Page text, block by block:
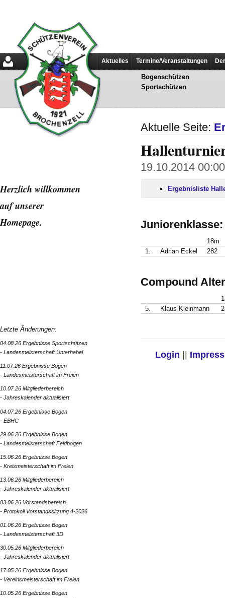
Aktuelles Termine/Veranstaltungen
Bogenschützen
Sportschützen
Aktuelle Seite:
19.10.2014
Ergebnisliste
Juniorenklasse:
18m
1.
Adrian Eckel 282
Compound
5.
Klaus Kleinmann
Login ||
Herzlich willkommen
auf unserer
Homepage.
Letzte Änderungen:
04.08.26 Ergebnisse Sportschützen
- Landesmeisterschaft Unterhebel
11.07.26 Ergebnisse Bogen
- Landesmeisterschaft im Freien
10.07.26 Mitgliederbereich
- Jahreskalender aktualisiert
04.07.26 Ergebnisse Bogen
- EBHC
29.06.26 Ergebnisse Bogen
- Landesmeisterschaft Feldbogen
15.06.26 Ergebnisse Bogen
- Kreismeisterschaft im Freien
13.06.26 Mitgliederbereich
- Jahreskalender aktualisiert
03.06.26 Vorstandsbereich
- Protokoll Vorstandssitzung 4-2026
01.06.26 Ergebnisse Bogen
- Landesmeisterschaft 3D
30.05.26 Mitgliederbereich
- Jahreskalender aktualisiert
17.05.26 Ergebnisse Bogen
- Vereinsmeisterschaft im Freien
10.05.26 Ergebnisse Bogen